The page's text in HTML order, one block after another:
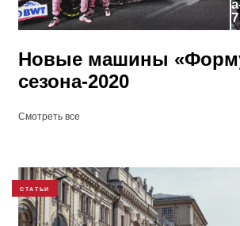
7
Новые машины
сезона-2020
Смотреть все
СТАТЬИ